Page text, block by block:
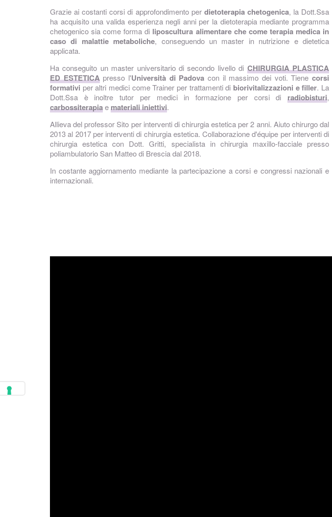
Grazie ai costanti corsi di approfondimento per dietoterapia chetogenica, la Dott.Ssa
ha acquisito una valida esperienza negli anni per la dietoterapia mediante programma
chetogenico sia come forma di liposcultura alimentare che come terapia medica in
caso di malattie metaboliche, conseguendo un master in nutrizione e dietetica
applicata.
Ha conseguito un master universitario di secondo livello di CHIRURGIA PLASTICA
ED ESTETICApresso l'Università di Padova con il massimo dei voti. Tienecorsi
formativi per altri medici come Trainer per trattamenti di biorivitalizzazioni e filler. La
Dott.Ssa è inoltre tutor per medici in formazione per corsi di radiobisturi,
carbossiterapiaemateriali iniettivi.
Allieva del professor Sito per interventi di chirurgia estetica per 2 anni. Aiuto chirurgo dal
2013 al 2017 per interventi di chirurgia estetica. Collaborazione d'équipe per interventi di
chirurgia estetica con Dott. Gritti, specialista in chirurgia maxillo-facciale presso
poliambulatorio San Matteo di Brescia dal 2018.
In costante aggiornamento mediante la partecipazione a corsi e congressi nazionali e
internazionali.